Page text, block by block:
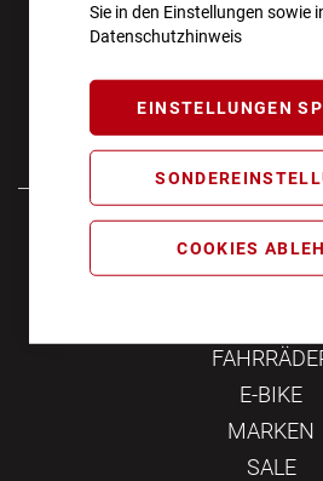
Sie in den Einstellungen sowie
Datenschutzhinweis
EINSTELLUNGEN
COOKIES
Montag - Freitag
Samstag
E-BIKE
MARKEN
SALE